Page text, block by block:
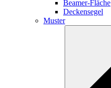
Beamer-Fläche
Deckensegel
Muster